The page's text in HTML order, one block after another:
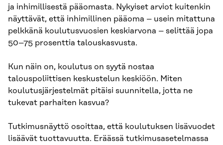
ja inhimillisestä pääomasta. Nykyiset arviot kuitenkin
näyttävät, että inhimillinen pääoma – usein mitattuna
pelkkänä koulutusvuosien keskiarvona – selittää jopa
50–75 prosenttia talouskasvusta.
Kun näin on, koulutus on syytä nostaa
talouspoliittisen keskustelun keskiöön. Miten
koulutusjärjestelmät pitäisi suunnitella, jotta ne
tukevat parhaiten kasvua?
Tutkimusnäyttö osoittaa, että koulutuksen lisävuodet
lisäävät tuottavuutta. Eräässä tutkimusasetelmassa